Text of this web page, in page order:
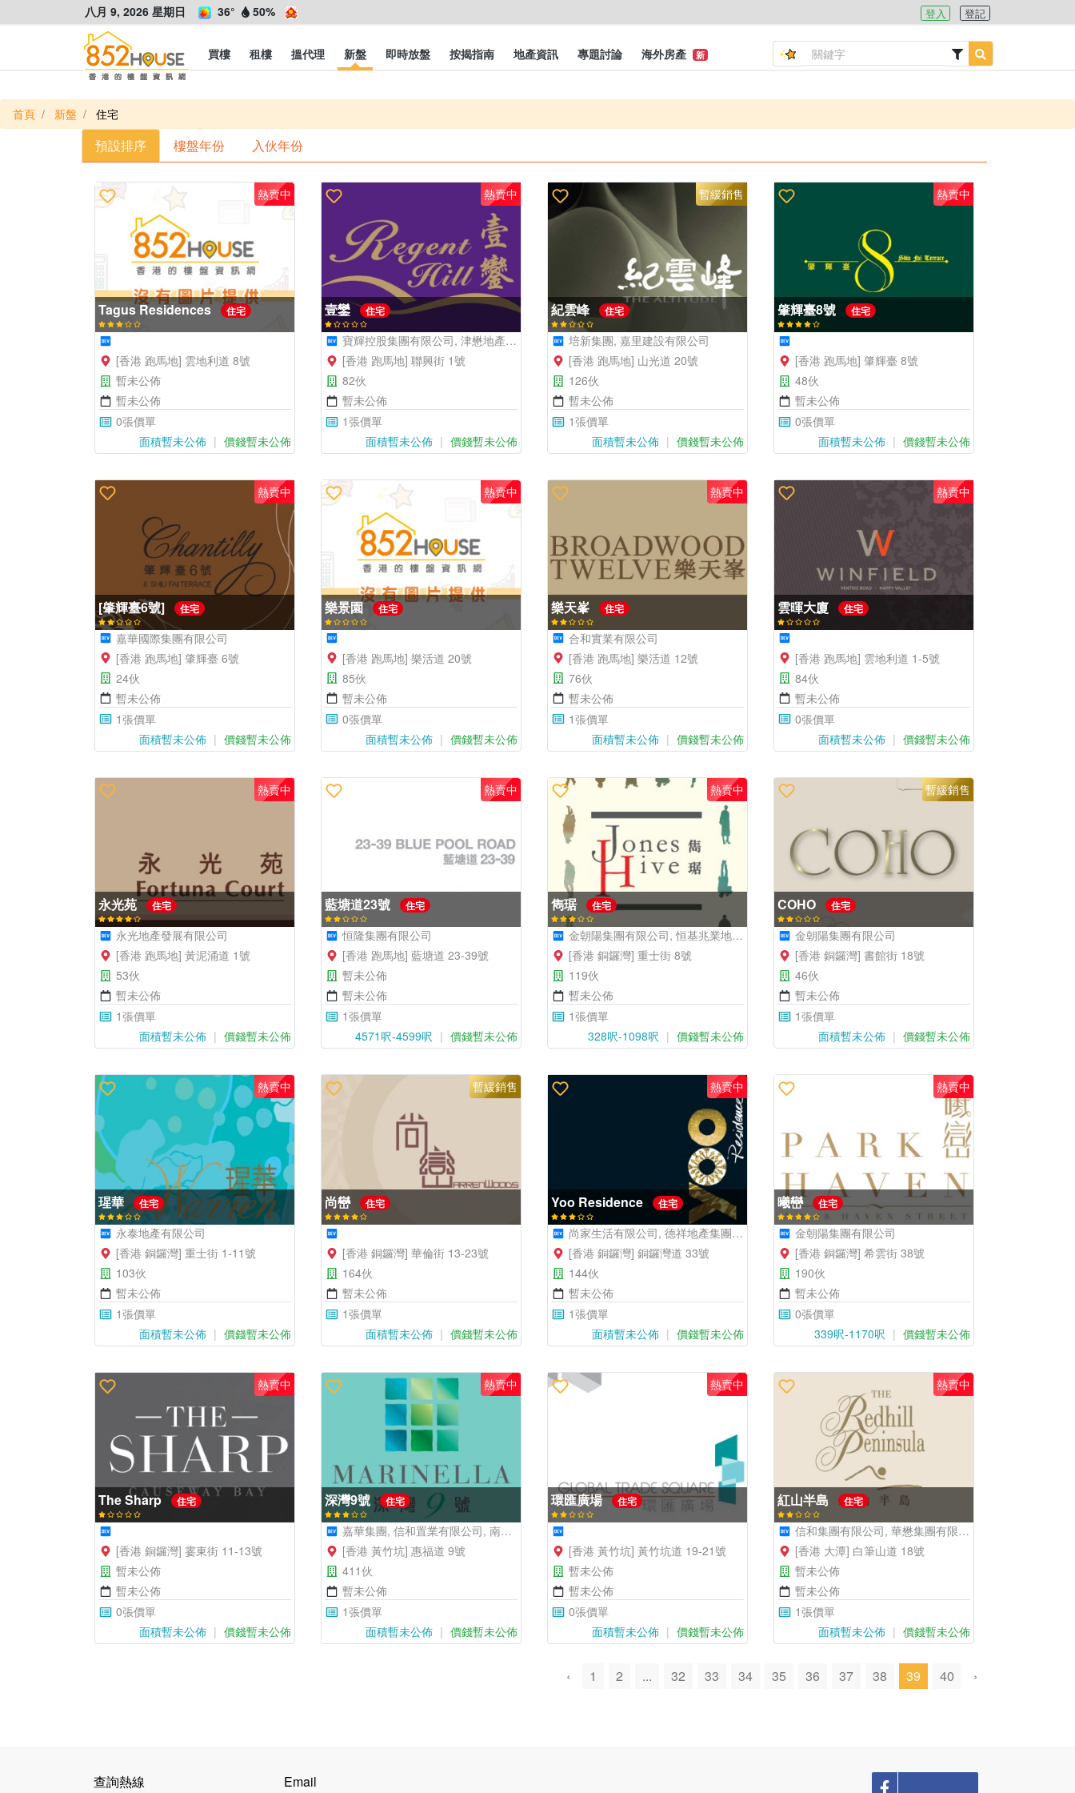
八月 9, 2026 星期日 36° 50% 登入 登記
買樓 租樓 搵代理 新盤 即時放盤 按揭指南 地產資訊 專題討論 海外房產 新
首頁 新盤 住宅
預設排序 樓盤年份 入伙年份
熱賣中
Tagus Residences 住宅
[香港 跑馬地] 雲地利道 8號
暫未公佈
暫未公佈
0張價單
面積暫未公佈
價錢暫未公佈
熱賣中
壹鑾 住宅
寶輝控股集團有限公司, 津懋地產有限公司
[香港 跑馬地] 聯興街 1號
82伙
暫未公佈
1張價單
面積暫未公佈
價錢暫未公佈
暫緩銷售
紀雲峰 住宅
培新集團, 嘉里建設有限公司
[香港 跑馬地] 山光道 20號
126伙
暫未公佈
1張價單
面積暫未公佈
價錢暫未公佈
熱賣中
肇輝臺8號 住宅
[香港 跑馬地] 肇輝臺 8號
48伙
暫未公佈
0張價單
面積暫未公佈
價錢暫未公佈
熱賣中
[肇輝臺6號] 住宅
嘉華國際集團有限公司
[香港 跑馬地] 肇輝臺 6號
24伙
暫未公佈
1張價單
面積暫未公佈
價錢暫未公佈
熱賣中
樂景園 住宅
[香港 跑馬地] 樂活道 20號
85伙
暫未公佈
0張價單
面積暫未公佈
價錢暫未公佈
熱賣中
樂天峯 住宅
合和實業有限公司
[香港 跑馬地] 樂活道 12號
76伙
暫未公佈
1張價單
面積暫未公佈
價錢暫未公佈
熱賣中
雲暉大廈 住宅
[香港 跑馬地] 雲地利道 1-5號
84伙
暫未公佈
0張價單
面積暫未公佈
價錢暫未公佈
熱賣中
永光苑 住宅
永光地產發展有限公司
[香港 跑馬地] 黃泥涌道 1號
53伙
暫未公佈
1張價單
面積暫未公佈
價錢暫未公佈
熱賣中
藍塘道23號 住宅
恒隆集團有限公司
[香港 跑馬地] 藍塘道 23-39號
暫未公佈
暫未公佈
1張價單
4571呎-4599呎
價錢暫未公佈
熱賣中
雋琚 住宅
金朝陽集團有限公司, 恒基兆業地產有限公司
[香港 銅鑼灣] 重士街 8號
119伙
暫未公佈
1張價單
328呎-1098呎
價錢暫未公佈
暫緩銷售
COHO 住宅
金朝陽集團有限公司
[香港 銅鑼灣] 書館街 18號
46伙
暫未公佈
1張價單
面積暫未公佈
價錢暫未公佈
熱賣中
瑆華 住宅
永泰地產有限公司
[香港 銅鑼灣] 重士街 1-11號
103伙
暫未公佈
1張價單
面積暫未公佈
價錢暫未公佈
暫緩銷售
尚巒 住宅
[香港 銅鑼灣] 華倫街 13-23號
164伙
暫未公佈
1張價單
面積暫未公佈
價錢暫未公佈
熱賣中
Yoo Residence 住宅
尚家生活有限公司, 德祥地產集團有限公司
[香港 銅鑼灣] 銅鑼灣道 33號
144伙
暫未公佈
1張價單
面積暫未公佈
價錢暫未公佈
熱賣中
曦巒 住宅
金朝陽集團有限公司
[香港 銅鑼灣] 希雲街 38號
190伙
暫未公佈
0張價單
339呎-1170呎
價錢暫未公佈
熱賣中
The Sharp 住宅
[香港 銅鑼灣] 霎東街 11-13號
暫未公佈
暫未公佈
0張價單
面積暫未公佈
價錢暫未公佈
熱賣中
深灣9號 住宅
嘉華集團, 信和置業有限公司, 南豐集團有限公司
[香港 黃竹坑] 惠福道 9號
411伙
暫未公佈
1張價單
面積暫未公佈
價錢暫未公佈
熱賣中
環匯廣場 住宅
[香港 黃竹坑] 黃竹坑道 19-21號
暫未公佈
暫未公佈
0張價單
面積暫未公佈
價錢暫未公佈
熱賣中
紅山半島 住宅
信和集團有限公司, 華懋集團有限公司
[香港 大潭] 白筆山道 18號
暫未公佈
暫未公佈
1張價單
面積暫未公佈
價錢暫未公佈
‹ 1 2 ... 32 33 34 35 36 37 38 39 40 ›
查詢熱線 Email